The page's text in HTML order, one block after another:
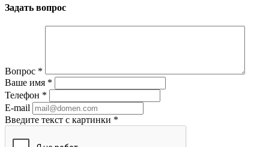
Задать вопрос
Вопрос *
Ваше имя *
Телефон *
E-mail
Введите текст с картинки *